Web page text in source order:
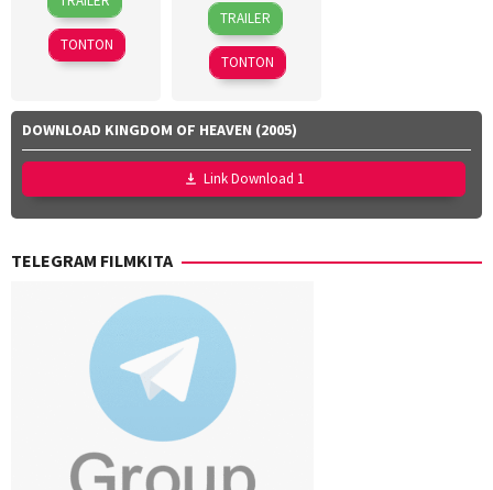
Mar
2026
Jasanti
Fachru
Rizza
Farras
Zaky,
Nofita
TONTON
30
Apr
2026
Sandra
Sciberras
TRAILER
TONTON
DOWNLOAD KINGDOM OF HEAVEN (2005)
Link Download 1
TELEGRAM FILMKITA